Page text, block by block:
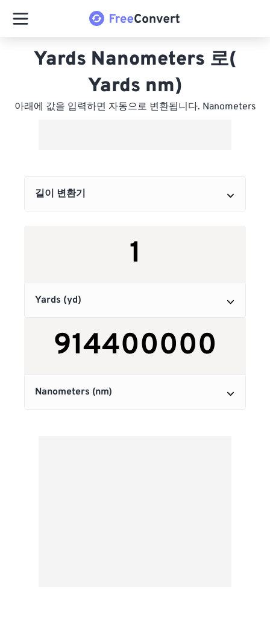
Yards Nanometers 로(
Yards nm)
아래에 값을 입력하면 자동으로 변환됩니다. Nanometers